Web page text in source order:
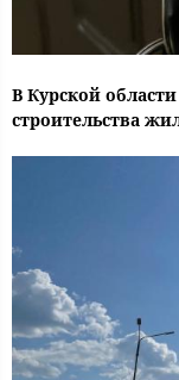
В Курской
строительства